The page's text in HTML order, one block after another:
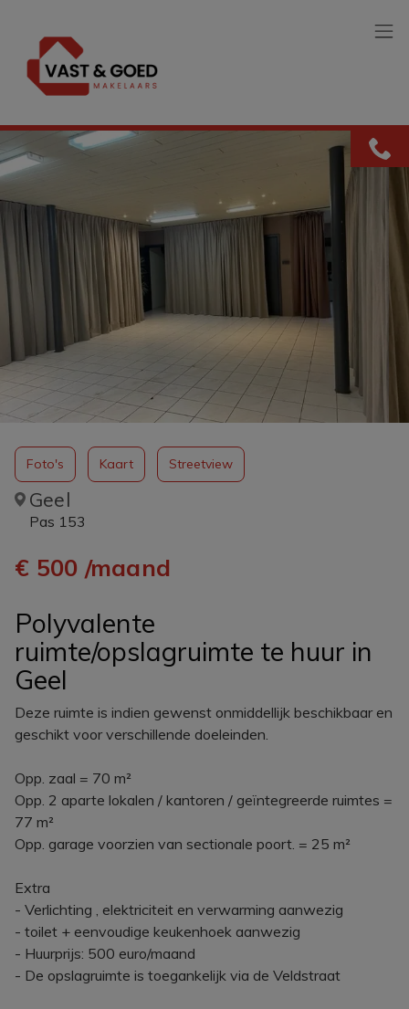
Polyvalente
ruimte/opslagruimte te huur in
Geel
Geel
Pas 153
€ 500 /maand
Foto's Kaart Streetview
Deze ruimte is indien gewenst onmiddellijk beschikbaar en
geschikt voor verschillende doeleinden.
Opp. zaal = 70 m²
Opp. 2 aparte lokalen / kantoren / geïntegreerde ruimtes =
77 m²
Opp. garage voorzien van sectionale poort. = 25 m²
Extra
- Verlichting , elektriciteit en verwarming aanwezig
- toilet + eenvoudige keukenhoek aanwezig
- Huurprijs: 500 euro/maand
- De opslagruimte is toegankelijk via de Veldstraat